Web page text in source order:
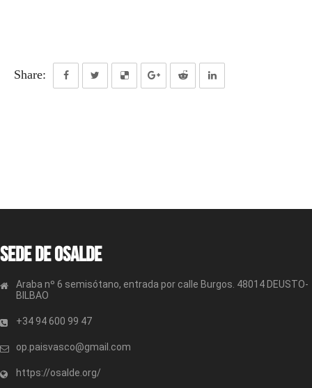
Share:
Sede de OSALDE
Araba nº 6 semisótano, entrada por calle Burgos. 48014 DEUSTO-
BILBAO
+34 94 600 99 47
op.paisvasco@gmail.com
https://osalde.org/